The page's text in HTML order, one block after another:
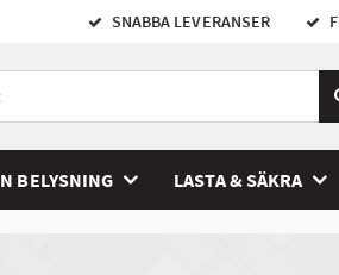
SNABBA LEVERANSER
BELYSNING LASTA & SÄKRA